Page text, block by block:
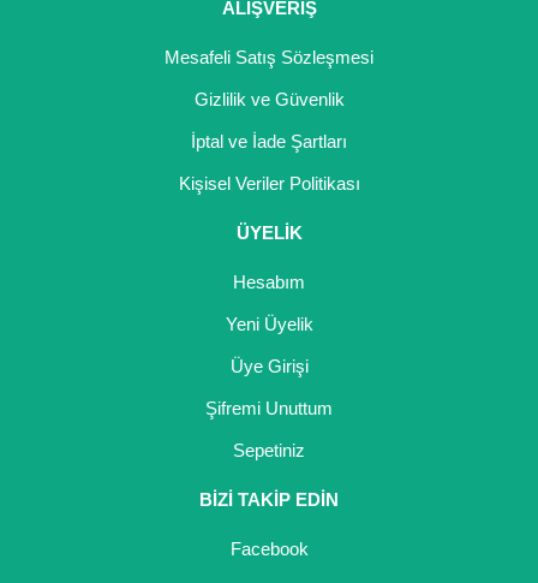
ALIŞVERİŞ
Mesafeli Satış Sözleşmesi
Gizlilik ve Güvenlik
İptal ve İade Şartları
Kişisel Veriler Politikası
ÜYELİK
Hesabım
Yeni Üyelik
Üye Girişi
Şifremi Unuttum
Sepetiniz
BİZİ TAKİP EDİN
Facebook